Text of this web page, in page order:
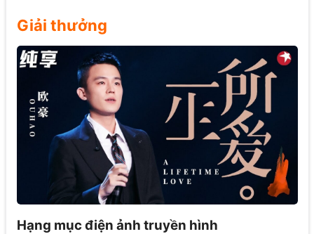
Giải thưởng
Hạng mục điện ảnh truyền hình